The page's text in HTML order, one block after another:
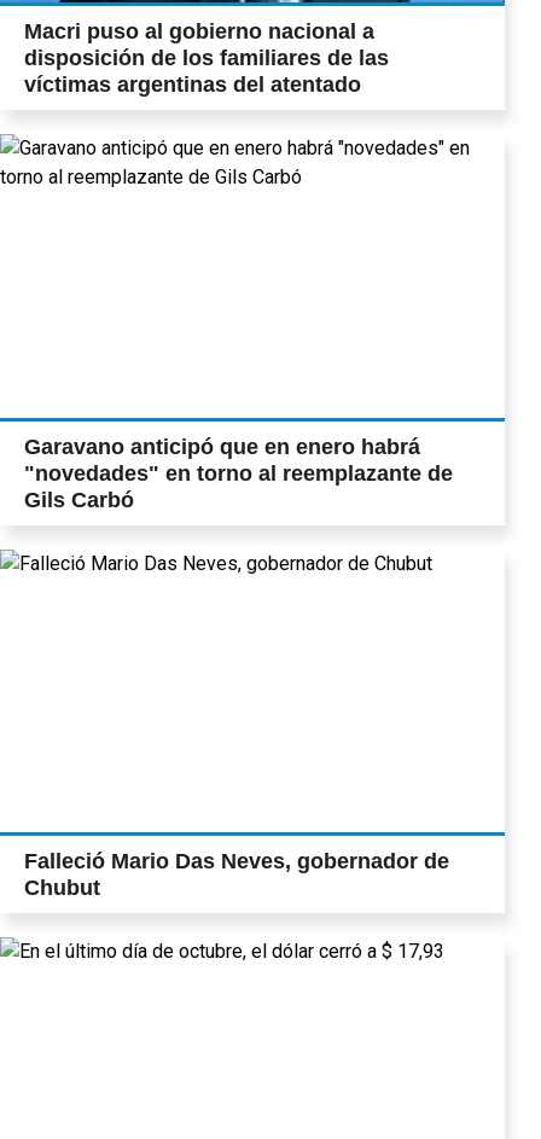
Macri puso al gobierno nacional a
disposición de los familiares de las
víctimas argentinas del atentado
Garavano anticipó que en enero habrá
"novedades" en torno al reemplazante de
Gils Carbó
Falleció Mario Das Neves, gobernador de
Chubut